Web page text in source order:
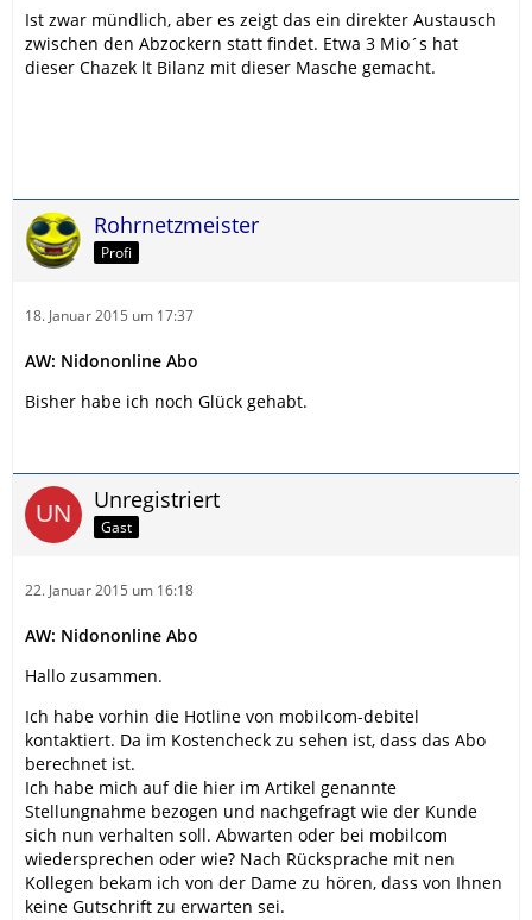
Ist zwar mündlich, aber es zeigt das ein direkter Austausch
zwischen den Abzockern statt findet. Etwa 3 Mio´s hat
dieser Chazek lt Bilanz mit dieser Masche gemacht.
Rohrnetzmeister
Profi
18. Januar 2015 um 17:37
AW: Nidononline Abo
Bisher habe ich noch Glück gehabt.
Unregistriert
Gast
22. Januar 2015 um 16:18
AW: Nidononline Abo
Hallo zusammen.
Ich habe vorhin die Hotline von mobilcom-debitel
kontaktiert. Da im Kostencheck zu sehen ist, dass das Abo
berechnet ist.
Ich habe mich auf die hier im Artikel genannte
Stellungnahme bezogen und nachgefragt wie der Kunde
sich nun verhalten soll. Abwarten oder bei mobilcom
wiedersprechen oder wie? Nach Rücksprache mit nen
Kollegen bekam ich von der Dame zu hören, dass von Ihnen
keine Gutschrift zu erwarten sei.